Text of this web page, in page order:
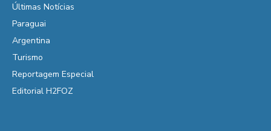
Últimas Notícias
Paraguai
Argentina
Turismo
Reportagem Especial
Editorial H2FOZ